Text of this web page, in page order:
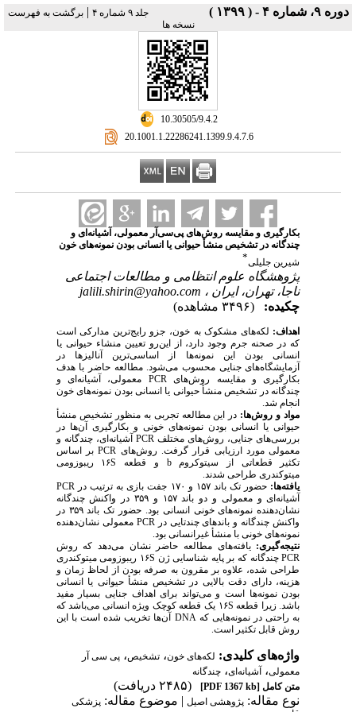
دوره ۹، شماره ۴ - ( ۱۳۹۹ ) جلد ۹ شماره ۴ |برگشت به فهرست
نسخه ها
‎ 10.30505/9.4.2
‎ 20.1001.1.22286241.1399.9.4.7.6
بکارگیری و مقایسه روش‌های پی‌سی‌آر معمولی، آشیانه‌ای و
چندگانه در تشخیص منشأ حیوانی یا انسانی‌ بودن نمونه‌های خون
شیرین جلیلی*
پژوهشگاه علوم انتظامی و مطالعات اجتماعی
ناجا، تهران، ایران ، jalili.shirin@yahoo.com
چکیده:
(۳۴۹۶ مشاهده)
اهداف: لکه‌های مشکوک به خون، جزو رایج‌ترین مدارکی است
که در صحنه جرم وجود دارد، از این‌رو تعیین منشاء حیوانی یا
انسانی بودن این نمونه‌ها از اساسی‌ترین آنالیزها در
آزمایشگاه‌های جنایی محسوب می‌شود. مطالعه حاضر با هدف
بکارگیری و مقایسه روش‌هایPCR معمولی، آشیانه‌ای و
چندگانه در تشخیص منشأ حیوانی یا انسانی بودن نمونه‌های خون
انجام شد.
مواد و روش‌ها: در این مطالعه تجربی به منظور تشخیص منشأ
حیوانی یا انسانی بودن نمونه‌های خونی و بکارگیری آن‌ها در
بررسی‌های جنایی، روش‌های مختلفPCR آشیانه‌ای، چندگانه و
معمولی مورد ارزیابی قرار گرفت. روش‌های PCRبر اساس
تکثیر قطعاتی از سیتوکرومb و قطعه ۱۶S ریبوزومی
میتوکندری طراحی شدند.
یافته‌ها: حضور تک باند ۱۵۷ و ۱۷۰ جفت بازی به ترتیب در
PCR
آشیانه‌ای و معمولی و دو باند ۱۵۷ و ۳۵۹ در واکنش چندگانه
نشان‌دهنده نمونه‌های خونی انسانی بود. حضور تک باند ۳۵۹ در
واکنش چندگانه و باندهای چندتایی درPCR معمولی نشان‌دهنده
نمونه‌های خونی با منشأ غیرانسانی بود.
نتیجه‌گیری: یافته‌های مطالعه حاضر نشان می‌دهد که روش
PCRچندگانه که بر پایه شناسایی ژن ۱۶S ریبوزومی میتوکندری
طراحی شده، علاوه بر مقرون به صرفه بودن از لحاظ زمان و
هزینه، دارای دقت بالایی در تشخیص منشأ حیوانی یا انسانی
بودن نمونه‌ها است و می‌تواند برای اهداف جنایی بسیار مفید
باشد. زیرا قطعه ۱۶S یک قطعه کوچک ویژه انسانی می‌باشد که
به راحتی در نمونه‌هایی کهDNA آن‌ها تخریب شده است با این
روش قابل تکثیر است.
واژه‌های کلیدی: لکه‌های خون، تشخیص، پی سی آر
معمولی، آشیانه‌ای، چندگانه
متن کامل[PDF 1367 kb]
(۲۴۸۵ دریافت)
نوع مقاله: پژوهشی اصيل | موضوع مقاله: پزشکی